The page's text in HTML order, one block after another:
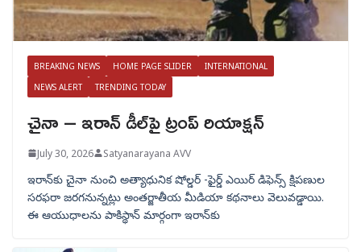
BREAKING NEWS HOME PAGE SLIDER
INTERNATIONAL
NEWS ALERT
TRENDING TODAY
చైనా – ఇరాన్ డీల్‌పై ట్రంప్ రియాక్షన్
July 30, 2026 Satyanarayana AVV
ఇరాన్‌కు చైనా నుంచి అత్యాధునిక షోల్డర్‌ -ఫైర్డ్ ఎయిర్ డిఫెన్స్ క్షిపణుల
సరఫరా జరగనున్నట్లు అంతర్జాతీయ మీడియా కథనాలు వెలువడ్డాయి.
ఈ ఆయుధాలను పాకిస్థాన్‌ మార్గంగా ఇరాన్‌కు